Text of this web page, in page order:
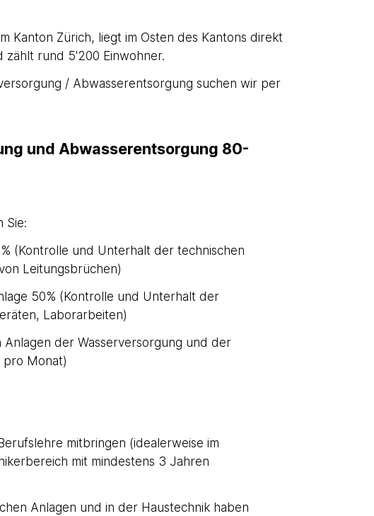
Kanton Zürich, liegt im Osten des Kantons direkt
zählt rund 5'200 Einwohner.
/ Abwasserentsorgung suchen wir per
und Abwasserentsorgung 80-
Sie:
(Kontrolle und Unterhalt der technischen
Leitungsbrüchen)
50% (Kontrolle und Unterhalt der
Laborarbeiten)
der Wasserversorgung und der
pro Monat)
mitbringen (idealerweise im
mit mindestens 3 Jahren
Anlagen und in der Haustechnik haben